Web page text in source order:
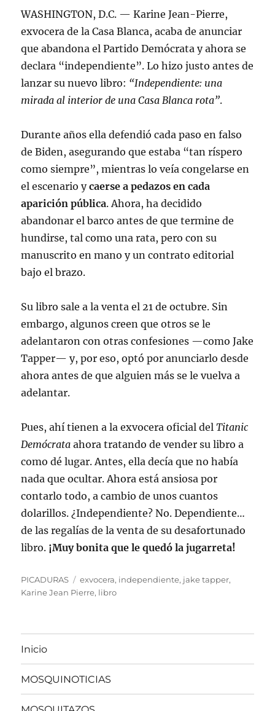
WASHINGTON, D.C. — Karine Jean-Pierre,
exvocera de la Casa Blanca, acaba de anunciar
que abandona el Partido Demócrata y ahora se
declara “independiente”. Lo hizo justo antes de
lanzar su nuevo libro: “Independiente: una
mirada al interior de una Casa Blanca rota”.
Durante años ella defendió cada paso en falso
de Biden, asegurando que estaba “tan ríspero
como siempre”, mientras lo veía congelarse en
el escenario ycaerse a pedazos en cada
aparición pública. Ahora, ha decidido
abandonar el barco antes de que termine de
hundirse, tal como una rata, pero con su
manuscrito en mano y un contrato editorial
bajo el brazo.
Su libro sale a la venta el 21 de octubre. Sin
embargo, algunos creen que otros se le
adelantaron con otras confesiones —como Jake
Tapper— y, por eso, optó por anunciarlo desde
ahora antes de que alguien más se le vuelva a
adelantar.
Pues, ahí tienen a la exvocera oficial delTitanic
Demócrata ahora tratando de vender su libro a
como dé lugar. Antes, ella decía que no había
nada que ocultar. Ahora está ansiosa por
contarlo todo, a cambio de unos cuantos
dolarillos. ¿Independiente? No. Dependiente…
de las regalías de la venta de su desafortunado
libro. ¡Muy bonita que le quedó la jugarreta!
Categorías
PICADURAS Etiquetas
exvocera, independiente, jake tapper,
Karine Jean Pierre, libro
Inicio
MOSQUINOTICIAS